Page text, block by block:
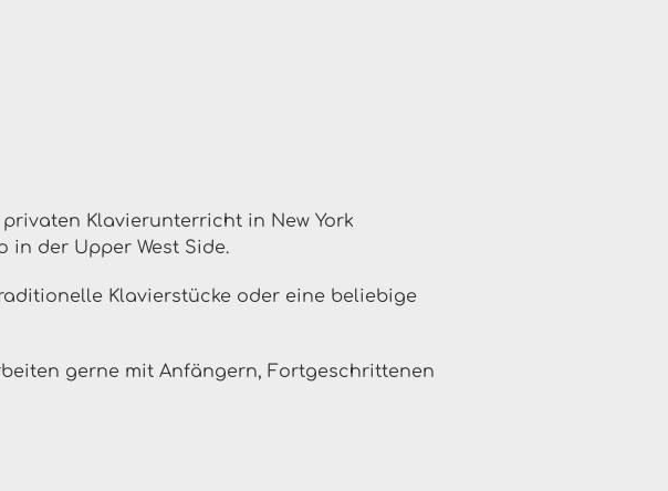
Klavierunterricht in New York
in der Upper West Side.
Klavierstücke oder eine beliebige
gerne mit Anfängern, Fortgeschrittenen